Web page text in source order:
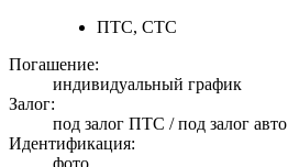
ПТС, СТС
Погашение:
индивидуальный график
Залог:
под залог ПТС / под залог авто
Идентификация:
фото